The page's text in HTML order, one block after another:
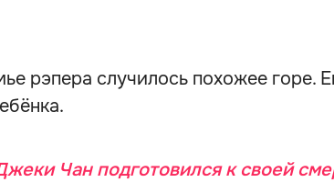
рэпера случилось похожее горе.
Чан подготовился к своей